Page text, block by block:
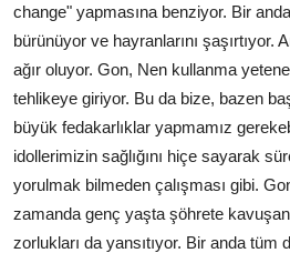
change" yapmasına benziyor. Bir
bürünüyor ve hayranlarını şaşırtıyor.
ağır oluyor. Gon, Nen kullanma
tehlikeye giriyor. Bu da bize, bazen
büyük fedakarlıklar yapmamız
idollerimizin sağlığını hiçe sayarak
yorulmak bilmeden çalışması gibi.
zamanda genç yaşta şöhrete kavuşan
zorlukları da yansıtıyor. Bir anda